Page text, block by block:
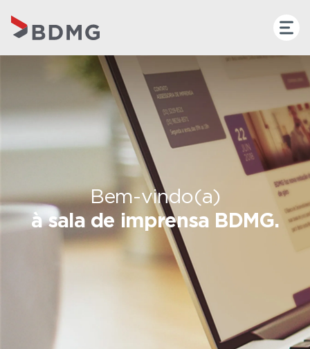
Bem-vindo(a)
à sala de imprensa BDMG.